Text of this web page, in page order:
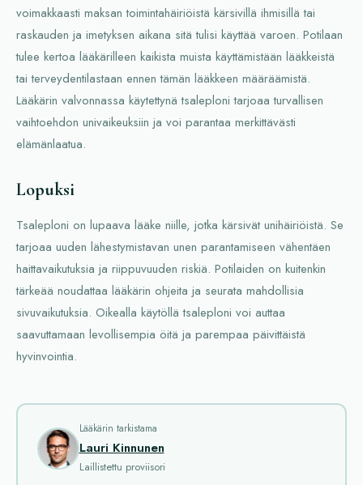
voimakkaasti maksan toimintahäiriöistä kärsivillä ihmisillä tai
raskauden ja imetyksen aikana sitä tulisi käyttää varoen. Potilaan
tulee kertoa lääkärilleen kaikista muista käyttämistään lääkkeistä
tai terveydentilastaan ennen tämän lääkkeen määräämistä.
Lääkärin valvonnassa käytettynä tsaleploni tarjoaa turvallisen
vaihtoehdon univaikeuksiin ja voi parantaa merkittävästi
elämänlaatua.
Lopuksi
Tsaleploni on lupaava lääke niille, jotka kärsivät unihäiriöistä. Se
tarjoaa uuden lähestymistavan unen parantamiseen vähentäen
haittavaikutuksia ja riippuvuuden riskiä. Potilaiden on kuitenkin
tärkeää noudattaa lääkärin ohjeita ja seurata mahdollisia
sivuvaikutuksia. Oikealla käytöllä tsaleploni voi auttaa
saavuttamaan levollisempia öitä ja parempaa päivittäistä
hyvinvointia.
Lääkärin tarkistama
Lauri Kinnunen
Laillistettu proviisori